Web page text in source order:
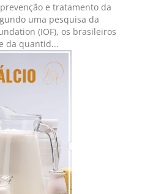
e tratamento da
uma pesquisa da
(IOF), os brasileiros
da quantid...